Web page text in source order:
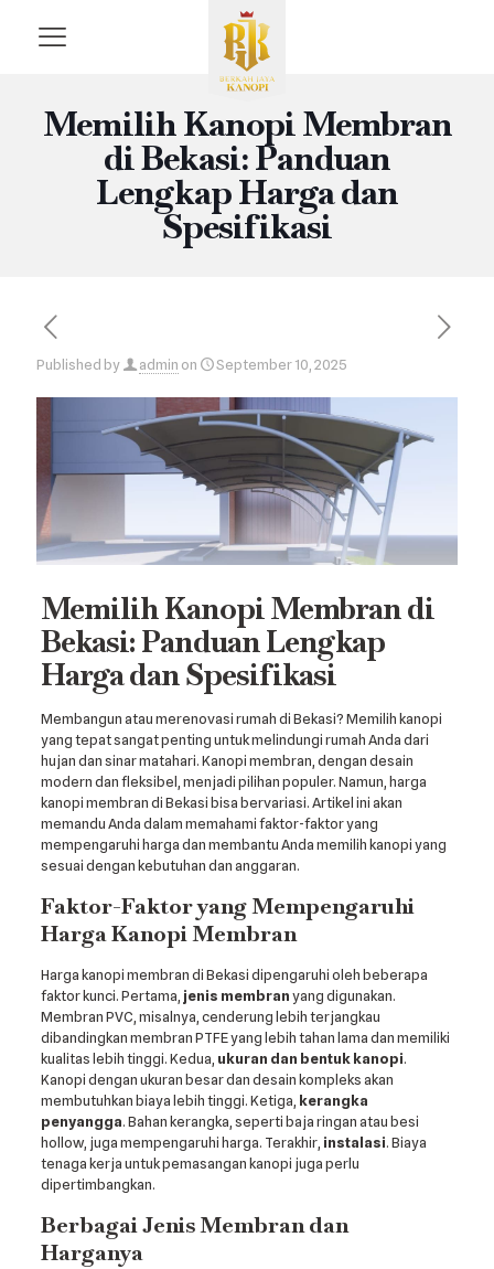
Memilih Kanopi Membran
di Bekasi: Panduan
Lengkap Harga dan
Spesifikasi
Published by admin on September 10, 2025
Memilih Kanopi Membran di
Bekasi: Panduan Lengkap
Harga dan Spesifikasi
Membangun atau merenovasi rumah di Bekasi? Memilih kanopi
yang tepat sangat penting untuk melindungi rumah Anda dari
hujan dan sinar matahari. Kanopi membran, dengan desain
modern dan fleksibel, menjadi pilihan populer. Namun, harga
kanopi membran di Bekasi bisa bervariasi. Artikel ini akan
memandu Anda dalam memahami faktor-faktor yang
mempengaruhi harga dan membantu Anda memilih kanopi yang
sesuai dengan kebutuhan dan anggaran.
Faktor-Faktor yang Mempengaruhi
Harga Kanopi Membran
Harga kanopi membran di Bekasi dipengaruhi oleh beberapa
faktor kunci. Pertama, jenis membranyang digunakan.
Membran PVC, misalnya, cenderung lebih terjangkau
dibandingkan membran PTFE yang lebih tahan lama dan memiliki
kualitas lebih tinggi. Kedua, ukuran dan bentuk kanopi.
Kanopi dengan ukuran besar dan desain kompleks akan
membutuhkan biaya lebih tinggi. Ketiga, kerangka
penyangga. Bahan kerangka, seperti baja ringan atau besi
hollow, juga mempengaruhi harga. Terakhir, instalasi. Biaya
tenaga kerja untuk pemasangan kanopi juga perlu
dipertimbangkan.
Berbagai Jenis Membran dan
Harganya